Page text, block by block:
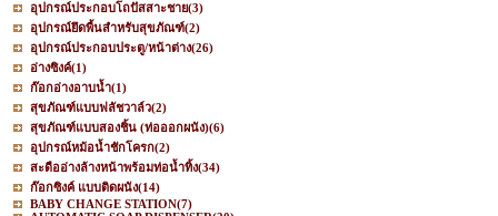
อุปกรณ์ประกอบโถปัสสาะชาย(3)
อุปกรณ์ยึดพื้นสำหรับสุขภัณฑ์(2)
อุปกรณ์ประกอบประตู/หน้าต่าง(26)
อ่างซิงค์(1)
ก๊อกอ่างอาบน้ำ(1)
สุขภัณฑ์แบบฟลัชวาล์ว(2)
สุขภัณฑ์แบบสองชิ้น (ท่อออกผนัง)(6)
อุปกรณ์หม้อน้ำชักโครก(2)
สะดืออ่างล้างหน้าพร้อมท่อน้ำทิ้ง(34)
ก๊อกซิงค์ แบบติดผนัง(14)
BABY CHANGE STATION(7)